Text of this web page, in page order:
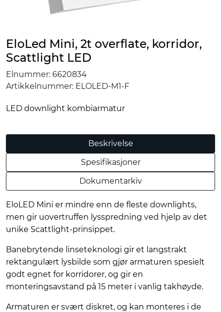
EloLed Mini, 2t overflate, korridor,
Scattlight LED
Elnummer: 6620834
Artikkelnummer: ELOLED-M1-F
LED downlight kombiarmatur
Beskrivelse
Spesifikasjoner
Dokumentarkiv
EloLED Mini er mindre enn de fleste downlights,
men gir uovertruffen lysspredning ved hjelp av det
unike Scattlight-prinsippet.
Banebrytende linseteknologi gir et langstrakt
rektangulært lysbilde som gjør armaturen spesielt
godt egnet for korridorer, og gir en
monteringsavstand på 15 meter i vanlig takhøyde.
Armaturen er svært diskret, og kan monteres i de